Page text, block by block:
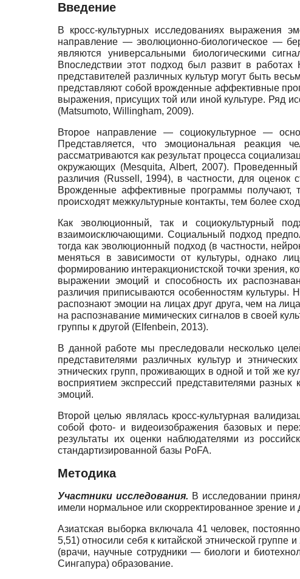
Введение
В кросс-культурных исследованиях выражения
направление — эволюционно-биологическое —
являются универсальными биологическими
Впоследствии этот подход был развит в
представителей различных культур могут быть
представляют собой врожденные аффективные
выражения, присущих той или иной культуре. Ряд
(Matsumoto, Willingham, 2009).
Второе направление — социокультурное —
Представляется, что эмоциональная реакция
рассматриваются как результат процесса
окружающих (Mesquita, Albert, 2007).
различия (Russell, 1994), в частности, для
Врожденные аффективные программы получают,
происходят межкультурные контакты, тем более
Как эволюционный, так и социокультурный
взаимоисключающими. Социальный подход
тогда как эволюционный подход (в частности,
меняться в зависимости от культуры, однако
формированию интеракционистской точки зрения,
выражении эмоций и способность их
различия приписываются особенностям культуры.
распознают эмоции на лицах друг друга, чем на
на распознавание мимических сигналов в своей
группы к другой (Elfenbein, 2013).
В данной работе мы преследовали несколько
представителями различных культур и
этнических групп, проживающих в одной и той же
восприятием экспрессий представителями
эмоций.
Второй целью являлась кросс-культурная
собой фото- и видеои­зображения базовых и
результаты их оценки наблюдателями из
стандартизированной базы PoFA.
Методика
Участники исследования. В исследовании
имели нормальное или скорректированное зрение и
Азиатская выборка включала 41 человек,
5,51) относили себя к китайской этнической
(врачи, научные сотрудники — биологи и
Сингапура) образование.